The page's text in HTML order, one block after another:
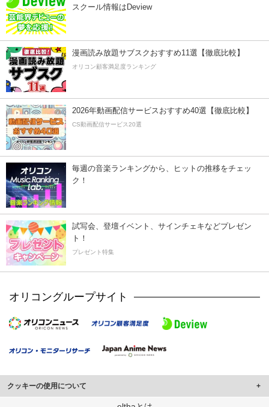
スクール情報はDeview
漫画読み放題サブスクおすすめ11選【徹底比較】
オリコン顧客満足度ランキング
2026年動画配信サービスおすすめ40選【徹底比較】
CS動画配信サービス20選
毎週の音楽ランキングから、ヒットの推移をチェッ
ク！
試写会、登壇イベント、サインチェキなどプレゼン
ト！
プレゼント特集
オリコングループサイト
クッキーの使用について